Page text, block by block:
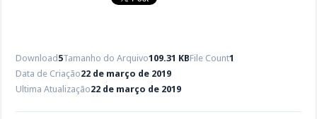
Download 5Tamanho do Arquivo109.31 KBFile Count1
Data de Criação22 de março de 2019
Ultima Atualização22 de março de 2019